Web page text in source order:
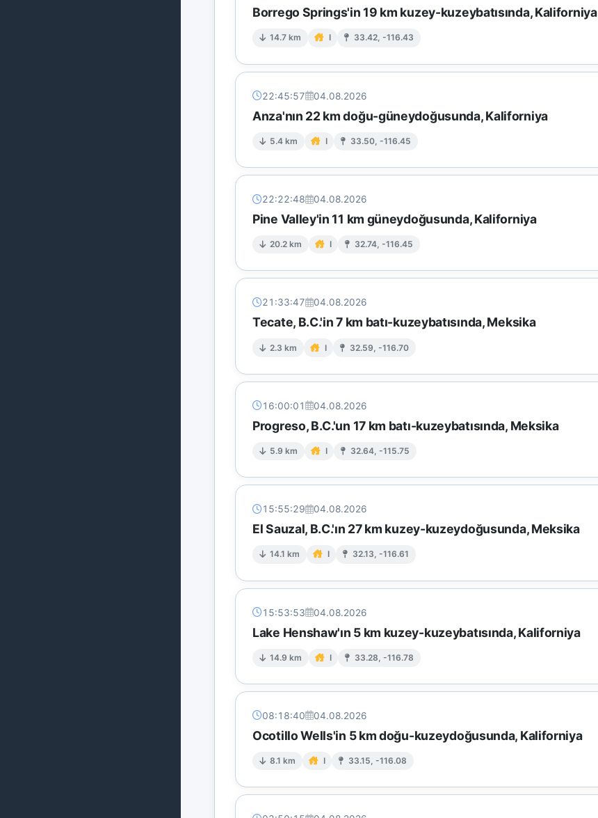
Borrego Springs'in 19 km kuzey-kuzeybatısında, Kaliforniya
14.7 km I 33.42, -116.43
22:45:57 04.08.2026
Anza'nın 22 km doğu-güneydoğusunda, Kaliforniya
5.4 km I 33.50, -116.45
22:22:48 04.08.2026
Pine Valley'in 11 km güneydoğusunda, Kaliforniya
20.2 km I 32.74, -116.45
21:33:47 04.08.2026
Tecate, B.C.'in 7 km batı-kuzeybatısında, Meksika
2.3 km I 32.59, -116.70
16:00:01 04.08.2026
Progreso, B.C.'un 17 km batı-kuzeybatısında, Meksika
5.9 km I 32.64, -115.75
15:55:29 04.08.2026
El Sauzal, B.C.'ın 27 km kuzey-kuzeydoğusunda, Meksika
14.1 km I 32.13, -116.61
15:53:53 04.08.2026
Lake Henshaw'ın 5 km kuzey-kuzeybatısında, Kaliforniya
14.9 km I 33.28, -116.78
08:18:40 04.08.2026
Ocotillo Wells'in 5 km doğu-kuzeydoğusunda, Kaliforniya
8.1 km I 33.15, -116.08